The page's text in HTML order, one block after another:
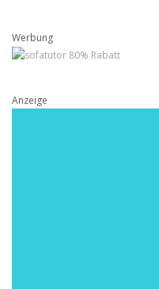
Werbung
Anzeige